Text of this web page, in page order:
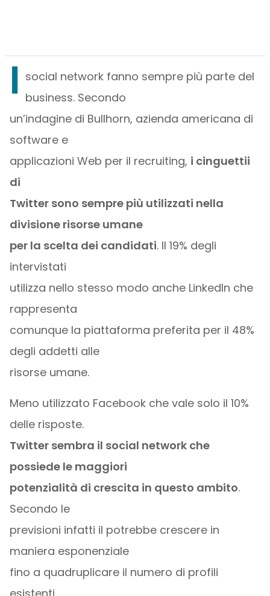
I social network fanno sempre più parte del
business. Secondo
un’indagine di Bullhorn, azienda americana di
software e
applicazioni Web per il recruiting, i cinguettii
di
Twitter sono sempre più utilizzati nella
divisione risorse umane
per la scelta dei candidati. Il 19% degli
intervistati
utilizza nello stesso modo anche LinkedIn che
rappresenta
comunque la piattaforma preferita per il 48%
degli addetti alle
risorse umane.
Meno utilizzato Facebook che vale solo il 10%
delle risposte.
Twitter sembra il social network che
possiede le maggiori
potenzialità di crescita in questo ambito.
Secondo le
previsioni infatti il potrebbe crescere in
maniera esponenziale
fino a quadruplicare il numero di profili